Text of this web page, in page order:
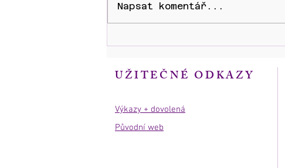
Napsat komentář...
UŽITEČNÉ ODKAZY
Výkazy + dovolená
Původní web